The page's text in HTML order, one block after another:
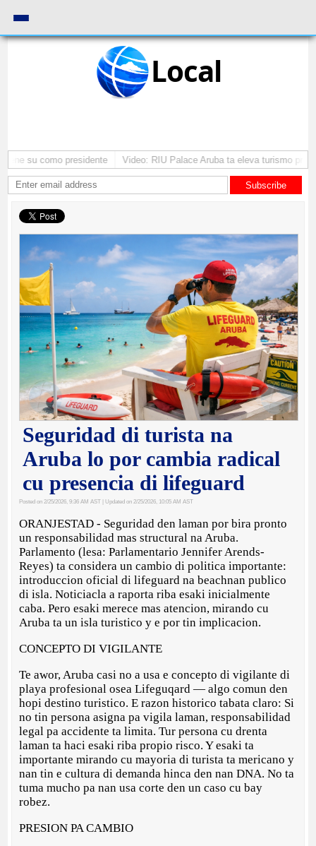
Local
su como presidente Video: RIU Palace Aruba ta eleva turismo
Subscribe
Seguridad di turista na
Aruba lo por cambia radical
cu presencia di lifeguard
Posted on 2/25/2026, 9:36 AM AST | Updated on 2/25/2026, 10:05 AM AST
ORANJESTAD - Seguridad den laman por bira pronto
un responsabilidad mas structural na Aruba.
Parlamento (lesa: Parlamentario Jennifer Arends-
Reyes) ta considera un cambio di politica importante:
introduccion oficial di lifeguard na beachnan publico
di isla. Noticiacla a raporta riba esaki inicialmente
caba. Pero esaki merece mas atencion, mirando cu
Aruba ta un isla turistico y e por tin implicacion.
CONCEPTO DI VIGILANTE
Te awor, Aruba casi no a usa e concepto di vigilante di
playa profesional osea Lifeguqard — algo comun den
hopi destino turistico. E razon historico tabata claro: Si
no tin persona asigna pa vigila laman, responsabilidad
legal pa accidente ta limita. Tur persona cu drenta
laman ta haci esaki riba propio risco. Y esaki ta
importante mirando cu mayoria di turista ta mericano y
nan tin e cultura di demanda hinca den nan DNA. No ta
tuma mucho pa nan usa corte den un caso cu bay
robez.
PRESION PA CAMBIO